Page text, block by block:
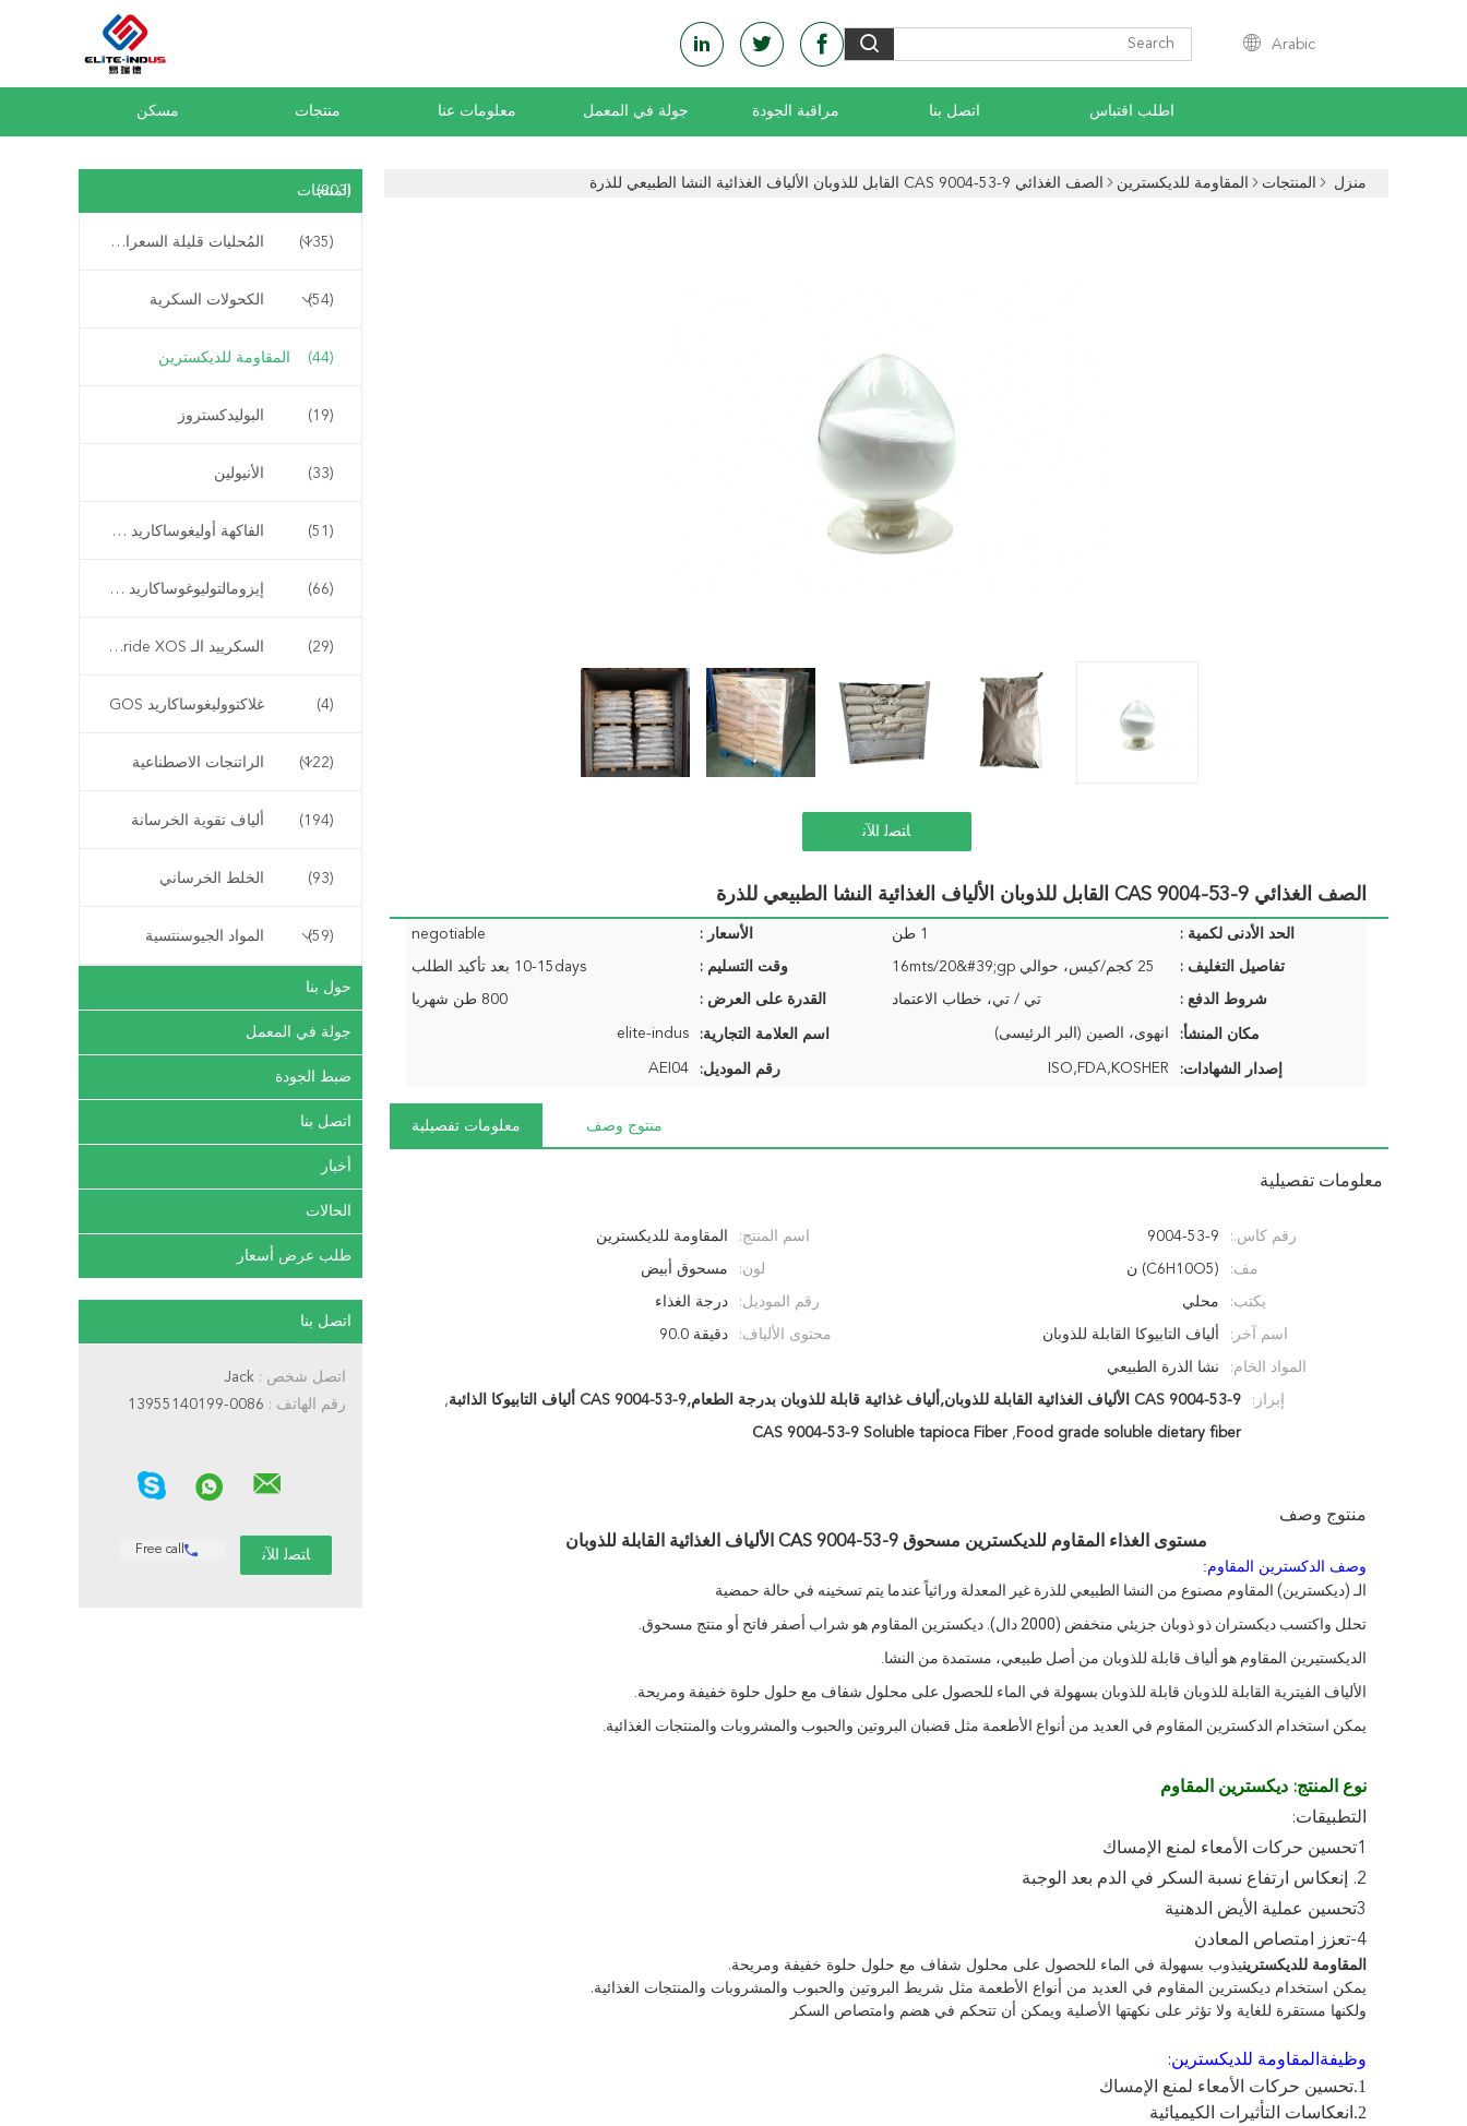
Arabic
مسكن منتجات معلومات عنا جولة في المعمل مراقبة الجودة اتصل بنا اطلب اقتباس
المنتجات(903)
المُحليات قليلة السعرات الحرارية (135)
الكحولات السكرية (54)
المقاومة للديكسترين (44)
البوليدكستروز (19)
الأنيولين (33)
الفاكهة أوليغوساكاريد FOS (51)
إيزومالتوليوغوساكاريد IMO (66)
السكرييد الـ Xylooligosaccharide XOS (29)
غلاكتووليغوساكاريد GOS (4)
الراتنجات الاصطناعية (122)
ألياف تقوية الخرسانة (194)
الخلط الخرساني (93)
المواد الجيوسنتسية (59)
حول بنا
جولة في المعمل
ضبط الجودة
اتصل بنا
أخبار
الحالات
طلب عرض أسعار
اتصل بنا
اتصل شخص :
رقم الهاتف :
Free call
منزل المنتجات المقاومة للديكسترين الصف الغذائي CAS 9004-53-9 القابل للذوبان الألياف الغذائية النشا الطبيعي للذرة
ﺎﺘﺼﻟ ﺍﻶﻧ
الصف الغذائي CAS 9004-53-9 القابل للذوبان الألياف الغذائية النشا الطبيعي للذرة
الحد الأدنى لكمية : 1 طن الأسعار : negotiable
تفاصيل التغليف : 25 كجم/كيس، حوالي 16mts/20&#39;gp وقت التسليم : 10-15days بعد تأكيد الطلب
شروط الدفع : تي / تي، خطاب الاعتماد القدرة على العرض : 800 طن شهريا
مكان المنشأ: انهوى، الصين (البر الرئيسى) اسم العلامة التجارية: elite-indus
إصدار الشهادات: ISO,FDA,KOSHER رقم الموديل: AEI04
معلومات تفصيلية منتوج وصف
معلومات تفصيلية
رقم كاس.: 9004-53-9 اسم المنتج: المقاومة للديكسترين
مف: (C6H10O5) ن لون: مسحوق أبيض
يكتب: محلي رقم الموديل: درجة الغذاء
اسم آخر: ألياف التابيوكا القابلة للذوبان محتوى الألياف: دقيقة 90.0
المواد الخام: نشا الذرة الطبيعي
إبراز: CAS 9004-53-9 الألياف الغذائية القابلة للذوبان,ألياف غذائية قابلة للذوبان بدرجة الطعام,CAS 9004-53-9 ألياف التابيوكا الذائبة ,
Food grade soluble dietary fiber
,
CAS 9004-53-9 Soluble tapioca Fiber
منتوج وصف
مستوى الغذاء المقاوم للديكسترين مسحوق CAS 9004-53-9 الألياف الغذائية القابلة للذوبان
وصف الدكسترين المقاوم:
الـ (ديكسترين) المقاوم مصنوع من النشا الطبيعي للذرة غير المعدلة وراثياً عندما يتم تسخينه في حالة حمضية
تحلل واكتسب ديكستران ذو ذوبان جزيئي منخفض (2000 دال). ديكسترين المقاوم هو شراب أصفر فاتح أو منتج مسحوق.
الديكستيرين المقاوم هو ألياف قابلة للذوبان من أصل طبيعي، مستمدة من النشا.
الألياف الفيترية القابلة للذوبان قابلة للذوبان بسهولة في الماء للحصول على محلول شفاف مع حلول حلوة خفيفة ومريحة.
يمكن استخدام الدكسترين المقاوم في العديد من أنواع الأطعمة مثل قضبان البروتين والحبوب والمشروبات والمنتجات الغذائية.
نوع المنتج: ديكسترين المقاوم
التطبيقات:
1تحسين حركات الأمعاء لمنع الإمساك
2. إنعكاس ارتفاع نسبة السكر في الدم بعد الوجبة
3تحسين عملية الأيض الدهنية
4-تعزز امتصاص المعادن
المقاومة للديكسترينيذوب بسهولة في الماء للحصول على محلول شفاف مع حلول حلوة خفيفة ومريحة.
يمكن استخدام ديكسترين المقاوم في العديد من أنواع الأطعمة مثل شريط البروتين والحبوب والمشروبات والمنتجات الغذائية.
ولكنها مستقرة للغاية ولا تؤثر على نكهتها الأصلية ويمكن أن تتحكم في هضم وامتصاص السكر
وظيفة المقاومة للديكسترين:
1. تحسين حركات الأمعاء لمنع الإمساك
2. انعكاسات التأثيرات الكيميائية